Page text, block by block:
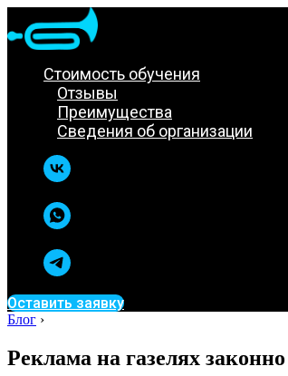
Стоимость обучения
Отзывы
Преимущества
Сведения об организации
Оставить заявку
Блог ›
Реклама на газелях